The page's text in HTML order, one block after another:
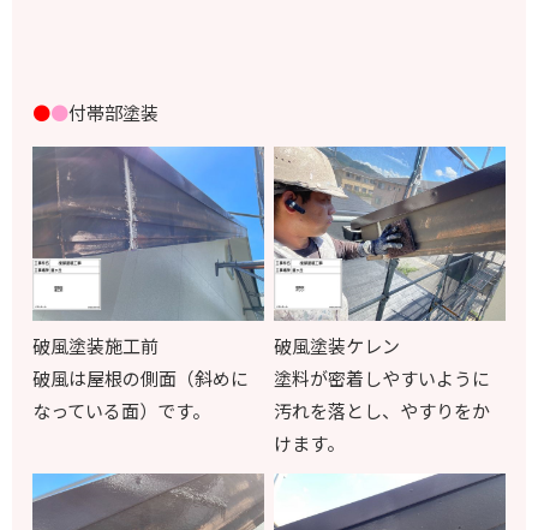
●●付帯部塗装
破風塗装施工前
破風は屋根の側面（斜めに
なっている面）です。
破風塗装ケレン
塗料が密着しやすいように
汚れを落とし、やすりをか
けます。